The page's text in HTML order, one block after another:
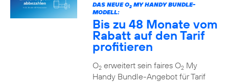
DAS NEUE O2MY HANDY BUNDLE-
MODELL:
Bis zu 48 Monate vom
Rabatt auf den Tarif
profitieren
O2erweitert sein faires O2My
Handy Bundle-Angebot für Tarif